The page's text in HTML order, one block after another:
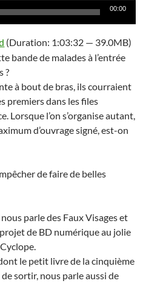
Lecteur
00:00
(Duration: 1:03:32 — 39.0MB)
bande de malades à l’entrée
?
à bout de bras, ils courraient
premiers dans les files
Lorsque l’on s’organise autant,
d’ouvrage signé, est-on
de faire de belles
nous parle des Faux Visages et
de BD numérique au jolie
le petit livre de la cinquième
sortir, nous parle aussi de